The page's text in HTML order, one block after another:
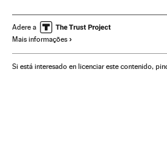
Ministério Saúde João Doria Júnior
Adere a
Mais informações
Si está interesado en licenciar este contenido,